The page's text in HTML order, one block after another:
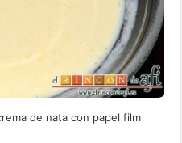
de nata con papel film